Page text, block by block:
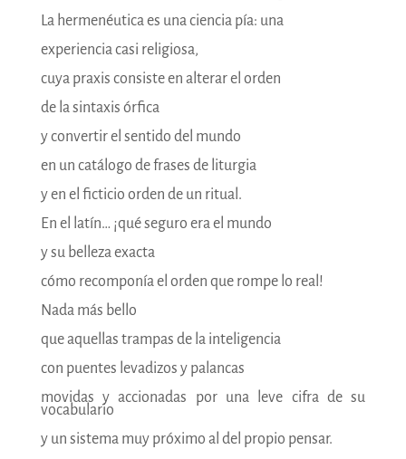
La hermenéutica es una ciencia pía: una
experiencia casi religiosa,
cuya praxis consiste en alterar el orden
de la sintaxis órfica
y convertir el sentido del mundo
en un catálogo de frases de liturgia
y en el ficticio orden de un ritual.
En el latín… ¡qué seguro era el mundo
y su belleza exacta
cómo recomponía el orden que rompe lo real!
Nada más bello
que aquellas trampas de la inteligencia
con puentes levadizos y palancas
movidas y accionadas por una leve cifra de su
vocabulario
y un sistema muy próximo al del propio pensar.